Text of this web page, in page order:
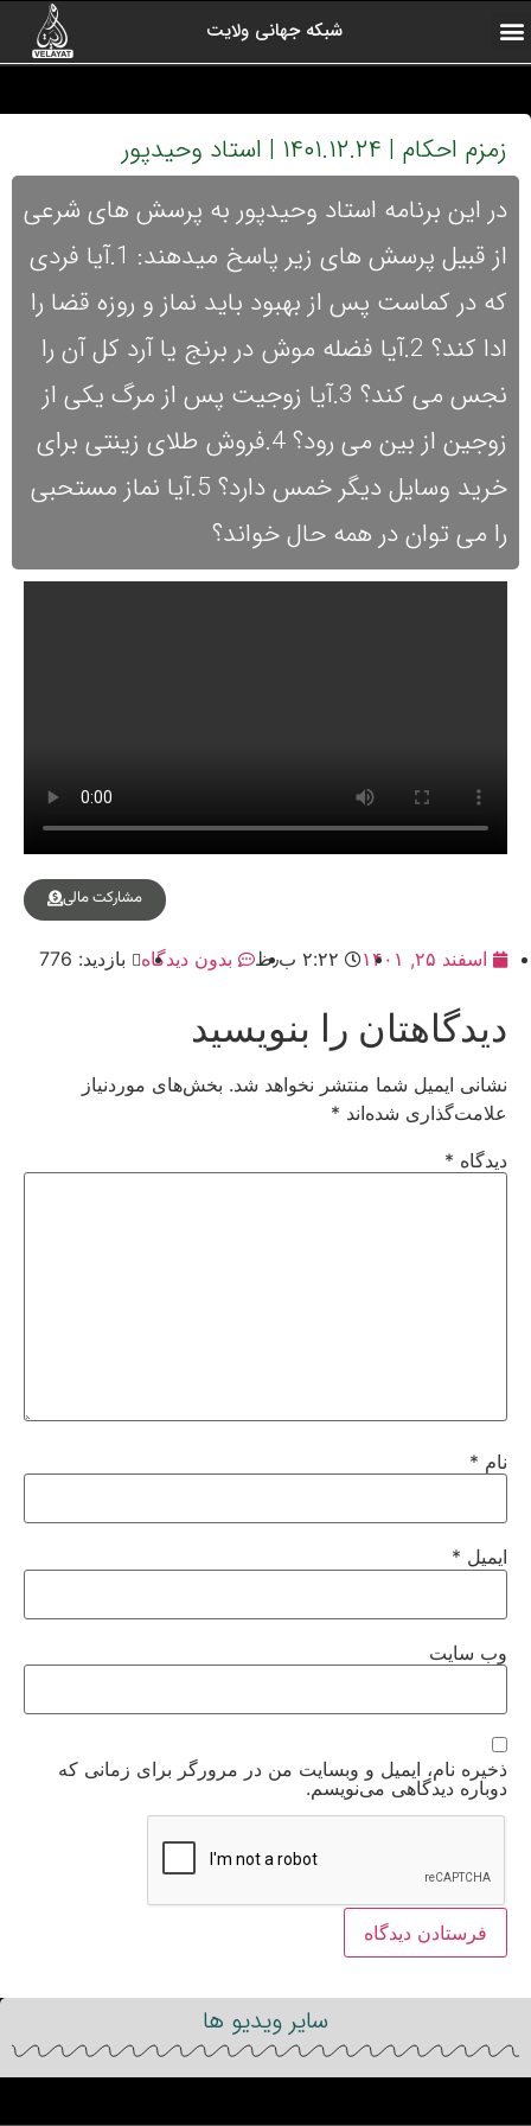
شبکه جهانی ولایت
زمزم احکام | ۱۴۰۱.۱۲.۲۴ | استاد وحیدپور
در این برنامه استاد وحیدپور به پرسش های شرعی
از قبیل پرسش های زیر پاسخ میدهند: 1.آیا فردی
که در کماست پس از بهبود باید نماز و روزه قضا را
ادا کند؟ 2.آیا فضله موش در برنج یا آرد کل آن را
نجس می کند؟ 3.آیا زوجیت پس از مرگ یکی از
زوجین از بین می رود؟ 4.فروش طلای زینتی برای
خرید وسایل دیگر خمس دارد؟ 5.آیا نماز مستحبی
را می توان در همه حال خواند؟
مشارکت مالی
اسفند ۲۵, ۱۴۰۱ ۲:۲۲ ب٫ظ بدون دیدگاه بازدید: 776
دیدگاهتان را بنویسید
نشانی ایمیل شما منتشر نخواهد شد. بخش‌های موردنیاز
علامت‌گذاری شده‌اند *
دیدگاه *
نام *
ایمیل *
وب‌ سایت
ذخیره نام، ایمیل و وبسایت من در مرورگر برای زمانی که
دوباره دیدگاهی می‌نویسم.
سایر ویدیو ها